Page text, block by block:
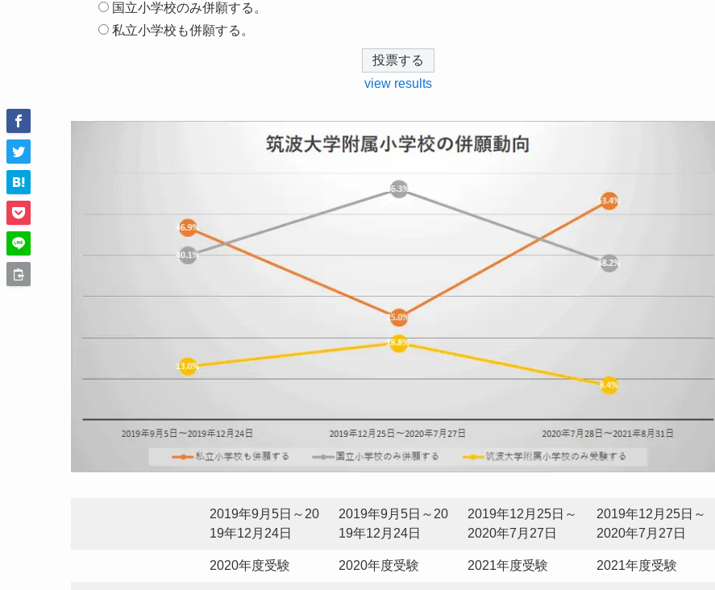
国立小学校のみ併願する。
私立小学校も併願する。
view results
2019年9月5日～20
19年12月24日
2019年9月5日～20
19年12月24日
2019年12月25日～
2020年7月27日
2019年12月25日～
2020年7月27日
2020年度受験 2020年度受験 2021年度受験 2021年度受験